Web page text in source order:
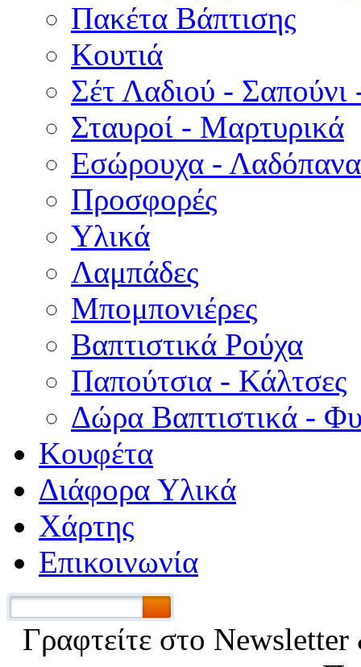
Πακέτα Βάπτισης
Κουτιά
Σέτ Λαδιού - Σαπούνι
Σταυροί - Μαρτυρικά
Εσώρουχα -
Προσφορές
Υλικά
Λαμπάδες
Μπομπονιέρες
Βαπτιστικά Ρούχα
Παπούτσια - Κάλτσες
Δώρα Βαπτιστικά -
Κουφέτα
Διάφορα Υλικά
Χάρτης
Επικοινωνία
Γραφτείτε στο Νewsletter